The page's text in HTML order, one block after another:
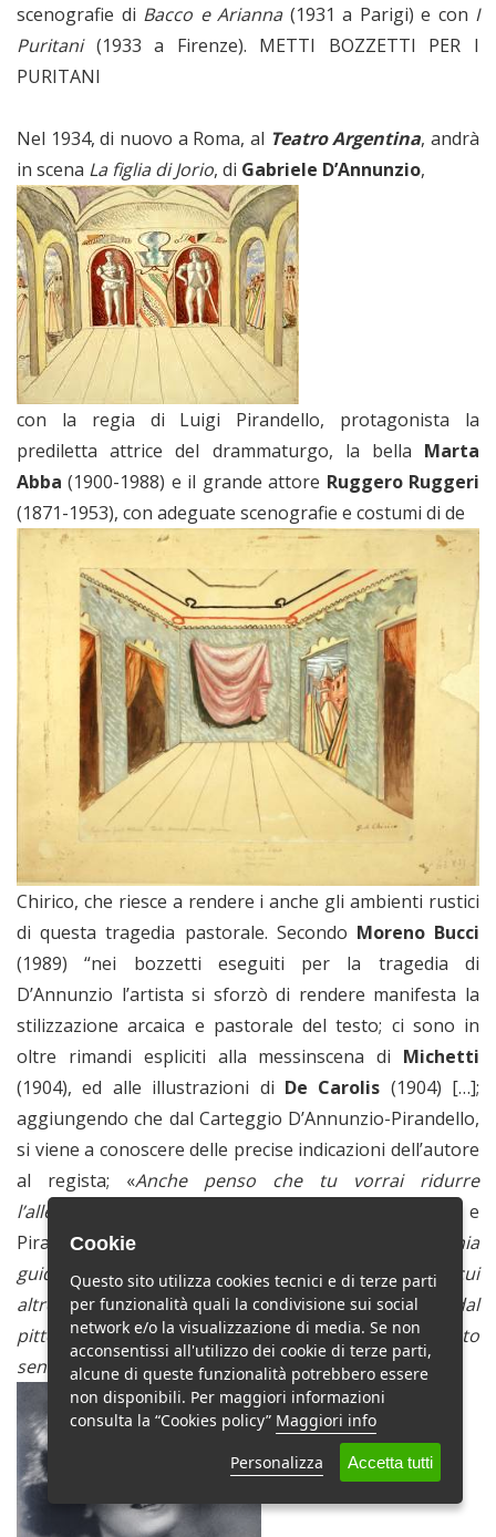
scenografie di Bacco e Arianna(1931 a Parigi) e con I
Puritani (1933 a Firenze). METTI BOZZETTI PER I
PURITANI
Nel 1934, di nuovo a Roma, al Teatro Argentina, andrà
in scena La figlia di Jorio, di Gabriele D’Annunzio,
con la regia di Luigi Pirandello, protagonista la
prediletta attrice del drammaturgo, la bella Marta
Abba(1900-1988) e il grande attore Ruggero Ruggeri
(1871-1953), con adeguate scenografie e costumi di de
Chirico, che riesce a rendere i anche gli ambienti rustici
di questa tragedia pastorale. Secondo Moreno Bucci
(1989) “nei bozzetti eseguiti per la tragedia di
D’Annunzio l’artista si sforzò di rendere manifesta la
stilizzazione arcaica e pastorale del testo; ci sono in
oltre rimandi espliciti alla messinscena di Michetti
(1904), ed alle illustrazioni di De Carolis (1904) […];
aggiungendo che dal Carteggio D’Annunzio-Pirandello,
si viene a conoscere delle precise indicazioni dell’autore
al regista; «Anche penso che tu vorrai ridurre
l’allestimento scenico a pochi rilievi essenziali»
, e
Pirandello: «Farò di tutto perché gli attori sotto la mia
guida si guardino da quella preziosità letteraria di cui
altre volte si sono compiaciuti. Ho intanto ottenuto dal
pittore Giorgio de Chirico bozzetti di scene, in questo
senso, perfetti»”.10
Cookie
Questo sito utilizza cookies tecnici e di terze parti
per funzionalità quali la condivisione sui social
network e/o la visualizzazione di media. Se non
acconsentissi all'utilizzo dei cookie di terze parti,
alcune di queste funzionalità potrebbero essere
non disponibili. Per maggiori informazioni
consulta la “Cookies policy” Maggiori info
Personalizza
Accetta tutti